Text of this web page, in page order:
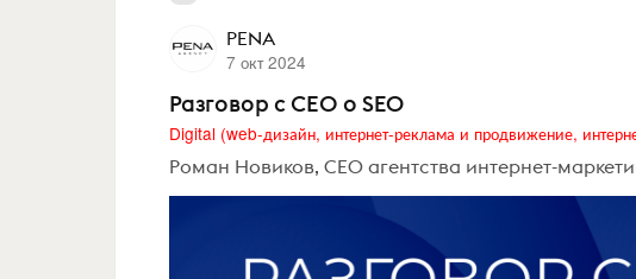
PENA
7 окт 2024
Разговор с СЕО о SEO
Роман Новиков, CEO агентства интернет-